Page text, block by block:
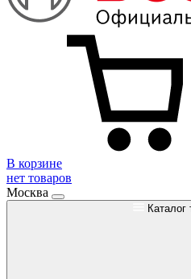
В корзине
нет товаров
Москва
Каталог